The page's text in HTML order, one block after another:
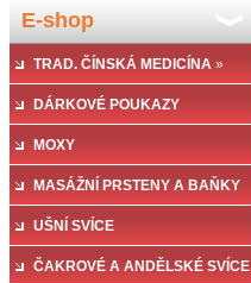
E-shop
TRAD. ČÍNSKÁ MEDICÍNA »
DÁRKOVÉ POUKAZY
MOXY
MASÁŽNÍ PRSTENY A BAŇKY
UŠNÍ SVÍCE
ČAKROVÉ A ANDĚLSKÉ SVÍCE